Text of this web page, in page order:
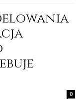
0